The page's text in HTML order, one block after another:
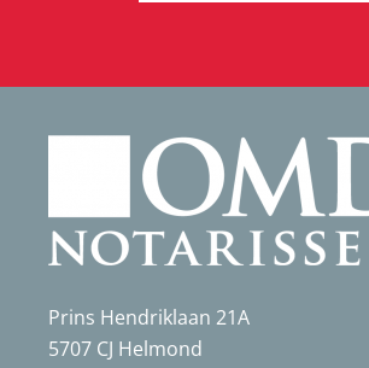
Prins Hendriklaan 21A
5707 CJ Helmond